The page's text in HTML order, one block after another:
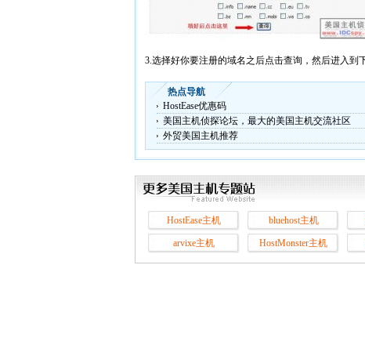
3.选择好你要注册的域名之后点击查询，然后进入到
热点导航
HostEase优惠码
美国主机侦探论坛，最大的美国主机交流社区
外贸美国主机推荐
HostEase主机 bluehost主机
arvixe主机 HostMonster主机